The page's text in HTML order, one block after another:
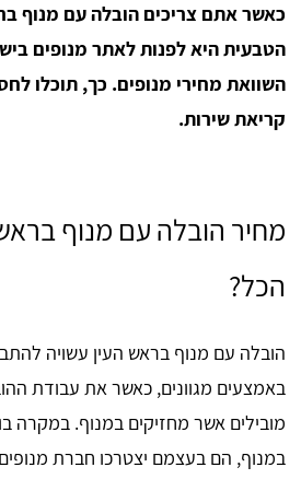
כאשר אתם צריכים הובלה עם מנוף
הטבעית היא לפנות לאתר מנופים
השוואת מחירי מנופים. כך, תוכלו
קריאת שירות.
מחיר הובלה עם מנוף
הכל?
הובלה עם מנוף בראש העין עשויה
באמצעים מגוונים, כאשר את עבודת
מובילים אשר מחזיקים במנוף. במקרה
במנוף, הם בעצמם יצטרכו חברת